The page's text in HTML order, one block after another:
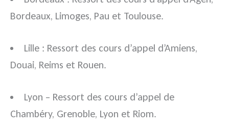
Bordeaux, Limoges, Pau et Toulouse.
Lille : Ressort des cours d’appel d’Amiens,
Douai, Reims et Rouen.
Lyon – Ressort des cours d’appel de
Chambéry, Grenoble, Lyon et Riom.